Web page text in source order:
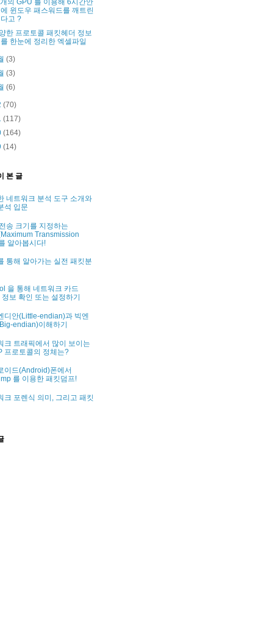
의 GPU 를 이용해 6시간안
에 윈도우 패스워드를 깨트린
다고 ?
한 프로토콜 패킷헤더 정보
를 한눈에 정리한 엑셀파일
(3)
(3)
(6)
(70)
(117)
(164)
(14)
본 글
네트워크 분석 도구 소개와
석 입문
송 크기를 지정하는
Transmission
알아봅시다!
통해 알아가는 실전 패킷분
을 통해 네트워크 카드
보 확인 또는 설정하기
디안(Little-endian)과 빅엔
endian)이해하기
크 트래픽에서 많이 보이는
프로토콜의 정체는?
이드(Android)폰에서
를 이용한 패킷덤프!
크 포렌식 의미, 그리고 패킷